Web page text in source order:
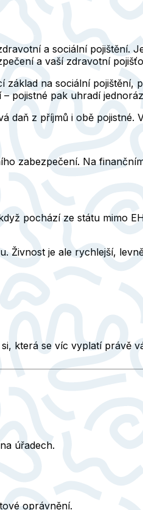
a sociální pojištění.
a vaší zdravotní
základ na sociální pojištění,
pojistné pak uhradí
daň z příjmů i obě pojistné.
zabezpečení. Na
pochází ze státu mimo
Živnost je ale rychlejší,
která se víc vyplatí právě
úřadech.
oprávnění.